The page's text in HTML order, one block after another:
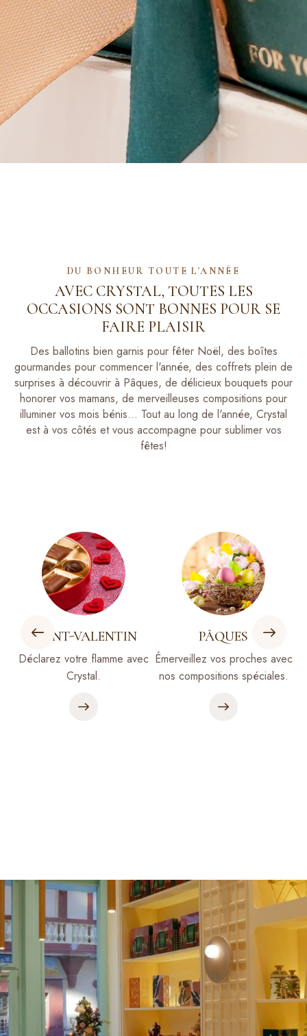
DU BONHEUR TOUTE L'ANNÉE
AVEC CRYSTAL, TOUTES LES
OCCASIONS SONT BONNES POUR SE
FAIRE PLAISIR
Des ballotins bien garnis pour fêter Noël, des boîtes
gourmandes pour commencer l'année, des coffrets plein de
surprises à découvrir à Pâques, de délicieux bouquets pour
honorer vos mamans, de merveilleuses compositions pour
illuminer vos mois bénis... Tout au long de l'année, Crystal
est à vos côtés et vous accompagne pour sublimer vos
fêtes!
SAINT-VALENTIN
Déclarez votre flamme avec
Crystal.
PÂQUES
Émerveillez vos proches avec
nos compositions spéciales.